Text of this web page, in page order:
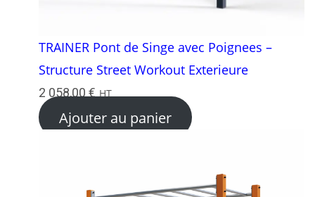
TRAINER Pont de Singe avec Poignees –
Structure Street Workout Exterieure
2 058,00 € HT
Ajouter au panier